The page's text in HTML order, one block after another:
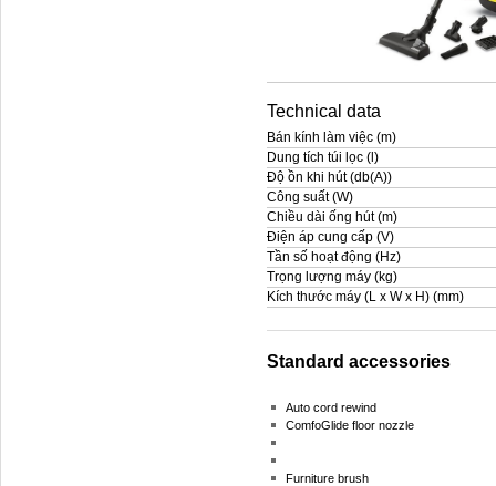
Technical data
Bán kính làm việc (m)
Dung tích túi lọc (l)
Độ ồn khi hút (db(A))
Công suất (W)
Chiều dài ống hút (m)
Điện áp cung cấp (V)
Tần số hoạt động (Hz)
Trọng lượng máy (kg)
Kích thước máy (L x W x H) (mm)
Standard accessories
Auto cord rewind
ComfoGlide floor nozzle
Furniture brush